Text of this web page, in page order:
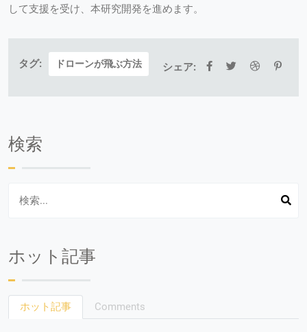
して支援を受け、本研究開発を進めます。
タグ: ドローンが飛ぶ方法 シェア:
検索
ホット記事
ホット記事 Comments